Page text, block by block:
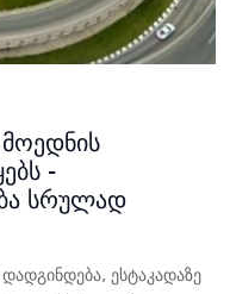
-
სრულად
ესტაკადაზე